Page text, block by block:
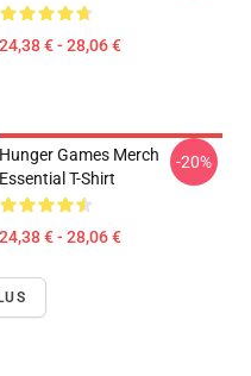
24,38 € - 28,06 €
Hunger Games Merch
Essential T-Shirt
24,38 € - 28,06 €
-20%